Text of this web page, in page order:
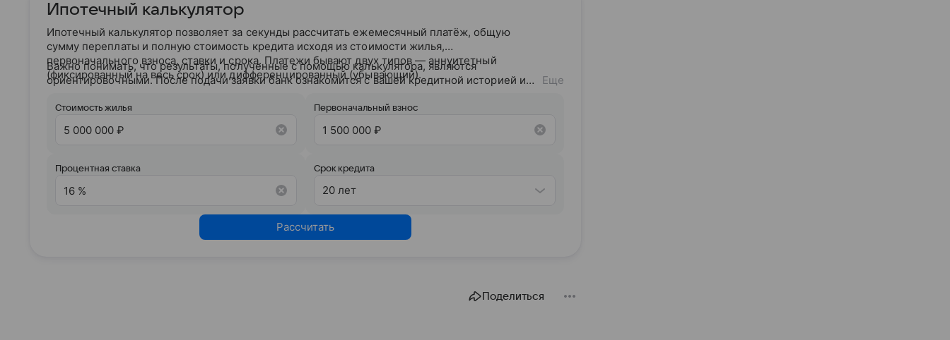
Ипотечный калькулятор
Ипотечный калькулятор позволяет за секунды рассчитать ежемесячный платёж, общую
сумму переплаты и полную стоимость кредита исходя из стоимости жилья,
первоначального взноса, ставки и срока. Платежи бывают двух типов — аннуитетный
(фиксированный на весь срок) или дифференцированный (убывающий).
Важно понимать, что результаты, полученные с помощью калькулятора, являются
ориентировочными. После подачи заявки банк ознакомится с вашей кредитной историей и
условия сотрудничества.
Еще
Стоимость жилья Первоначальный взнос
Процентная ставка Срок кредита
20 лет
Рассчитать
Поделиться